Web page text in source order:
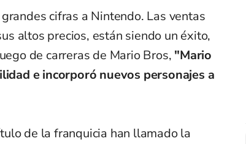
cifras a Nintendo. Las ventas
altos precios, están siendo un éxito,
de carreras de Mario Bros, "Mario
e incorporó nuevos personajes a
de la franquicia han llamado la